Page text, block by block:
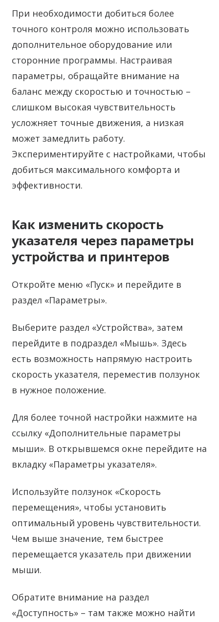
При необходимости добиться более
точного контроля можно использовать
дополнительное оборудование или
сторонние программы. Настраивая
параметры, обращайте внимание на
баланс между скоростью и точностью –
слишком высокая чувствительность
усложняет точные движения, а низкая
может замедлить работу.
Экспериментируйте с настройками, чтобы
добиться максимального комфорта и
эффективности.
Как изменить скорость
указателя через параметры
устройства и принтеров
Откройте меню «Пуск» и перейдите в
раздел «Параметры».
Выберите раздел «Устройства», затем
перейдите в подраздел «Мышь». Здесь
есть возможность напрямую настроить
скорость указателя, переместив ползунок
в нужное положение.
Для более точной настройки нажмите на
ссылку «Дополнительные параметры
мыши». В открывшемся окне перейдите на
вкладку «Параметры указателя».
Используйте ползунок «Скорость
перемещения», чтобы установить
оптимальный уровень чувствительности.
Чем выше значение, тем быстрее
перемещается указатель при движении
мыши.
Обратите внимание на раздел
«Доступность» – там также можно найти